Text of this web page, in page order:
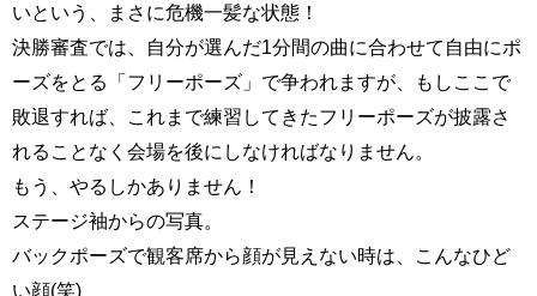
いという、まさに危機一髪な状態！
決勝審査では、自分が選んだ1分間の曲に合わせて自由にポ
ーズをとる「フリーポーズ」で争われますが、もしここで
敗退すれば、これまで練習してきたフリーポーズが披露さ
れることなく会場を後にしなければなりません。
もう、やるしかありません！
ステージ袖からの写真。
バックポーズで観客席から顔が見えない時は、こんなひど
い顔(笑)